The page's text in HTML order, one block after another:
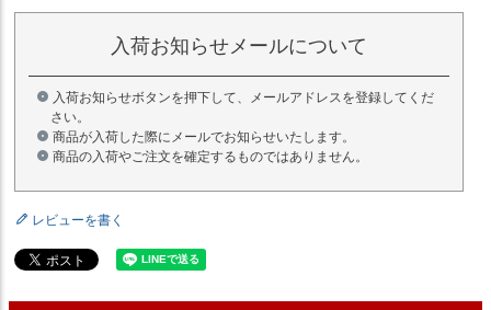
入荷お知らせメールについて
入荷お知らせボタンを押下して、メールアドレスを登録してくだ
さい。
商品が入荷した際にメールでお知らせいたします。
商品の入荷やご注文を確定するものではありません。
レビューを書く